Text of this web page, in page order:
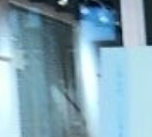
Twitter
Profile